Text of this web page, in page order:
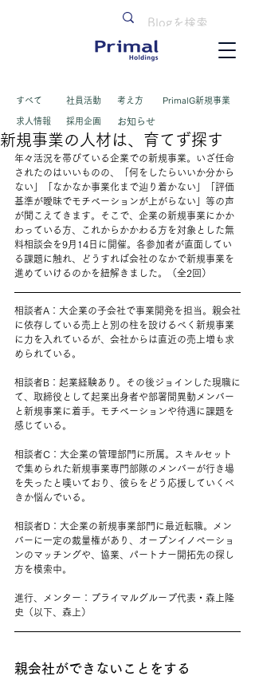
すべて
求人情報
​社員活動 考え方 PrimalG新規事業
採用企画 お知らせ
新規事業の人材は、育てず探す
年々活況を帯びている企業での新規事業。いざ任命
されたのはいいものの、「何をしたらいいか分から
ない」「なかなか事業化まで辿り着かない」「評価
基準が曖昧でモチベーションが上がらない」等の声
が聞こえてきます。そこで、企業の新規事業にかか
わっている方、これからかかわる方を対象とした無
料相談会を9月14日に開催。各参加者が直面してい
る課題に触れ、どうすれば会社のなかで新規事業を
進めていけるのかを紐解きました。（全2回）
相談者A：大企業の子会社で事業開発を担当。親会社
に依存している売上と別の柱を設けるべく新規事業
に力を入れているが、会社からは直近の売上増も求
められている。
相談者B：起業経験あり。その後ジョインした現職に
て、取締役として起業出身者や部署間異動メンバー
と新規事業に着手。モチベーションや待遇に課題を
感じている。
相談者C：大企業の管理部門に所属。スキルセット
で集められた新規事業専門部隊のメンバーが行き場
を失ったと嘆いており、彼らをどう応援していくべ
きか悩んでいる。
相談者D：大企業の新規事業部門に最近転職。メン
バーに一定の裁量権があり、オープンイノベーショ
ンのマッチングや、協業、パートナー開拓先の探し
方を模索中。
進行、メンター：プライマルグループ代表・森上隆
史（以下、森上）
親会社ができないことをする